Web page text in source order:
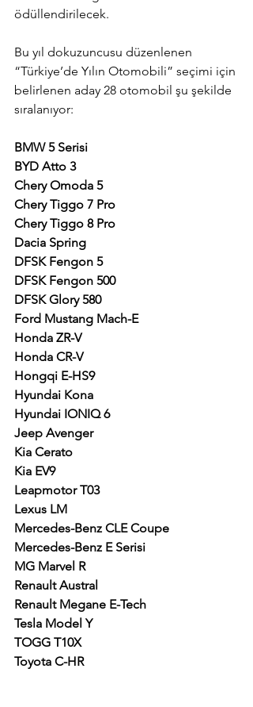
ödüllendirilecek.
Bu yıl dokuzuncusu düzenlenen
“Türkiye’de Yılın Otomobili” seçimi için
belirlenen aday 28 otomobil şu şekilde
sıralanıyor:
BMW 5 Serisi
BYD Atto 3
Chery Omoda 5
Chery Tiggo 7 Pro
Chery Tiggo 8 Pro
Dacia Spring
DFSK Fengon 5
DFSK Fengon 500
DFSK Glory 580
Ford Mustang Mach-E
Honda ZR-V
Honda CR-V
Hongqi E-HS9
Hyundai Kona
Hyundai IONIQ 6
Jeep Avenger
Kia Cerato
Kia EV9
Leapmotor T03
Lexus LM
Mercedes-Benz CLE Coupe
Mercedes-Benz E Serisi
MG Marvel R
Renault Austral
Renault Megane E-Tech
Tesla Model Y
TOGG T10X
Toyota C-HR